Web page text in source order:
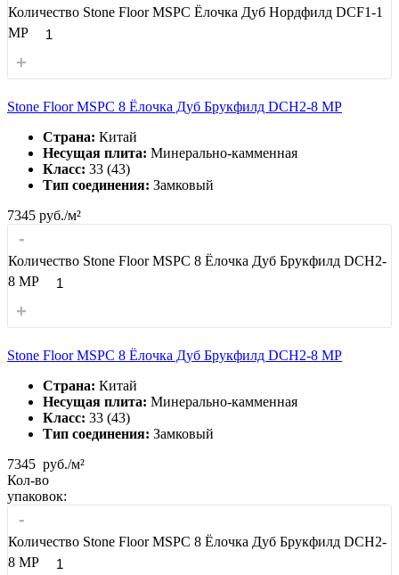
Количество Stone Floor MSPC Ёлочка Дуб Нордфилд DCF1-1
MP
+
Stone Floor MSPC 8 Ёлочка Дуб Брукфилд DCН2-8 MP
Страна: Китай
Несущая плита: Минерально-камменная
Класс: 33 (43)
Тип соединения: Замковый
7345 руб./м²
-
Количество Stone Floor MSPC 8 Ёлочка Дуб Брукфилд DCН2-
8 MP
+
Stone Floor MSPC 8 Ёлочка Дуб Брукфилд DCН2-8 MP
Страна: Китай
Несущая плита: Минерально-камменная
Класс: 33 (43)
Тип соединения: Замковый
7345 руб./м²
Кол-во
упаковок:
-
Количество Stone Floor MSPC 8 Ёлочка Дуб Брукфилд DCН2-
8 MP